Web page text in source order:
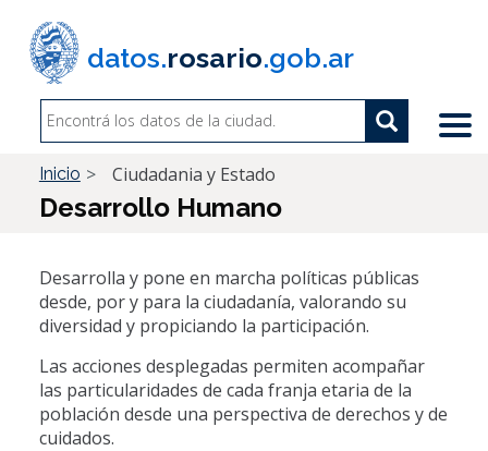
contenido
principal
datos.rosario.gob.ar
Buscar Search
Inicio Ciudadania y Estado
Desarrollo Humano
Desarrolla y pone en marcha políticas públicas
desde, por y para la ciudadanía, valorando su
diversidad y propiciando la participación.
Las acciones desplegadas permiten acompañar
las particularidades de cada franja etaria de la
población desde una perspectiva de derechos y de
cuidados.